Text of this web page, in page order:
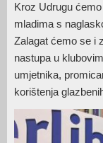
Kroz Udrugu
mladima s
Zalagat ćemo se i
nastupa u
umjetnika,
korištenja